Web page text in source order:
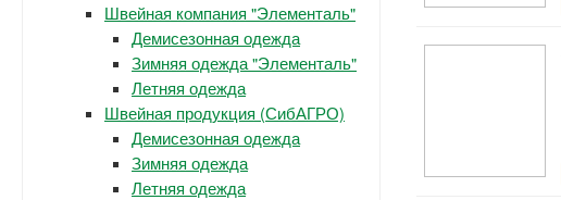
Швейная компания "Элементаль"
Демисезонная одежда
Зимняя одежда "Элементаль"
Летняя одежда
Швейная продукция (СибАГРО)
Демисезонная одежда
Зимняя одежда
Летняя одежда